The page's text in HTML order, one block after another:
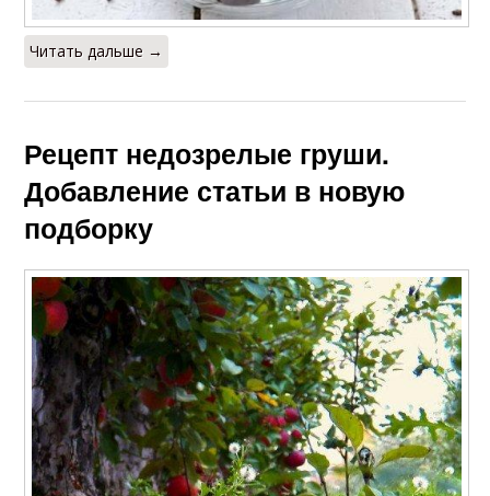
Читать дальше →
Рецепт недозрелые груши.
Добавление статьи в новую
подборку